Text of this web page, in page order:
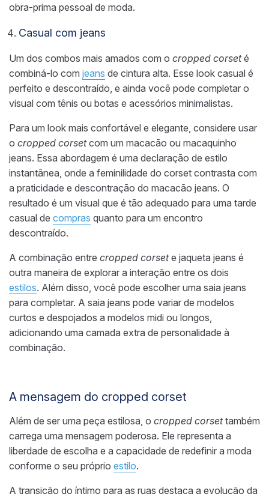
obra-prima pessoal de moda.
Casual com jeans
Um dos combos mais amados com o cropped corseté
combiná-lo com jeans de cintura alta. Esse look casual é
perfeito e descontraído, e ainda você pode completar o
visual com tênis ou botas e acessórios minimalistas.
Para um look mais confortável e elegante, considere usar
o cropped corsetcom um macacão ou macaquinho
jeans. Essa abordagem é uma declaração de estilo
instantânea, onde a feminilidade do corset contrasta com
a praticidade e descontração do macacão jeans. O
resultado é um visual que é tão adequado para uma tarde
casual de compras quanto para um encontro
descontraído.
A combinação entre cropped corsete jaqueta jeans é
outra maneira de explorar a interação entre os dois
estilos. Além disso, você pode escolher uma saia jeans
para completar. A saia jeans pode variar de modelos
curtos e despojados a modelos midi ou longos,
adicionando uma camada extra de personalidade à
combinação.
A mensagem do cropped corset
Além de ser uma peça estilosa, o cropped corsettambém
carrega uma mensagem poderosa. Ele representa a
liberdade de escolha e a capacidade de redefinir a moda
conforme o seu próprio estilo.
A transição do íntimo para as ruas destaca a evolução da